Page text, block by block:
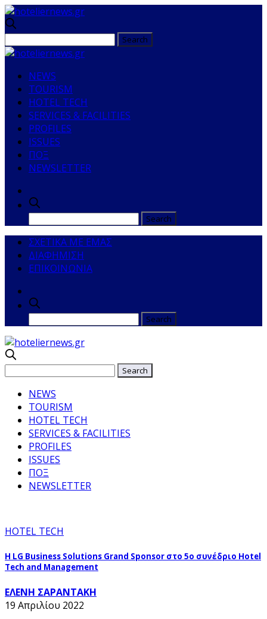
NEWS
TOURISM
HOTEL TECH
SERVICES & FACILITIES
PROFILES
ISSUES
ΠΟΞ
NEWSLETTER
ΣΧΕΤΙΚΑ ΜΕ ΕΜΑΣ
ΔΙΑΦΗΜΙΣΗ
ΕΠΙΚΟΙΝΩΝΙΑ
NEWS
TOURISM
HOTEL TECH
SERVICES & FACILITIES
PROFILES
ISSUES
ΠΟΞ
NEWSLETTER
HOTEL TECH
H LG Business Solutions Grand Sponsor στο 5ο συνέδριο Hotel
Tech and Management
ΕΛΕΝΗ ΣΑΡΑΝΤΑΚΗ
19 Απριλίου 2022